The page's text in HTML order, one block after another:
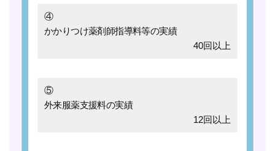
④
かかりつけ薬剤師指導料等の実績
40回以上
⑤
外来服薬支援料の実績
12回以上